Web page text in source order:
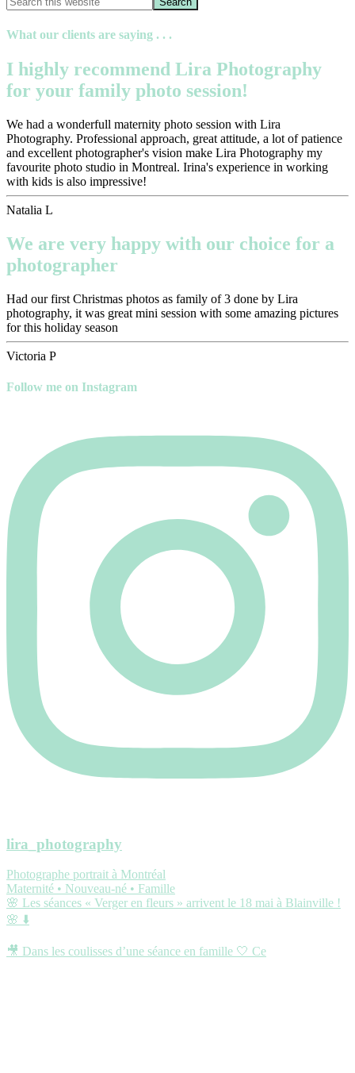
What our clients are saying . . .
I highly recommend Lira Photography
for your family photo session!
We had a wonderfull maternity photo session with Lira
Photography. Professional approach, great attitude, a lot of patience
and excellent photographer's vision make Lira Photography my
favourite photo studio in Montreal. Irina's experience in working
with kids is also impressive!
Natalia L
We are very happy with our choice for a
photographer
Had our first Christmas photos as family of 3 done by Lira
photography, it was great mini session with some amazing pictures
for this holiday season
Victoria P
Follow me on Instagram
lira_photography
Photographe portrait à Montréal
Maternité • Nouveau-né • Famille
🌸 Les séances « Verger en fleurs » arrivent le 18 mai à Blainville !
🌸 ⬇️
🎥 Dans les coulisses d’une séance en famille 🤍 Ce